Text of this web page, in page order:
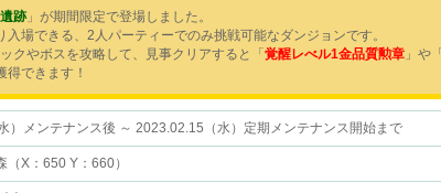
跡」が期間限定で登場しました。
場できる、2人パーティーでのみ挑戦可能なダンジョンです。
クやボスを攻略して、見事クリアすると「 覚醒レべル1金品質勲章」や「
得できます！
）メンテナンス後 ～ 2023.02.15（水）定期メンテナンス開始まで
（X：650 Y：660）